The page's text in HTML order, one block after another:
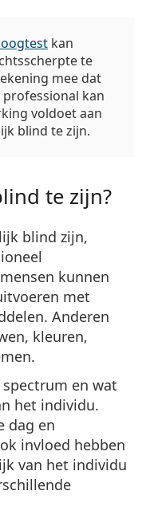
kan
te
mee dat
kan
voldoet aan
blind te zijn.
te zijn?
blind zijn,
kunnen
met
Anderen
kleuren,
en wat
het individu.
dag en
invloed hebben
van het individu